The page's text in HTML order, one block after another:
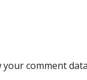
your comment